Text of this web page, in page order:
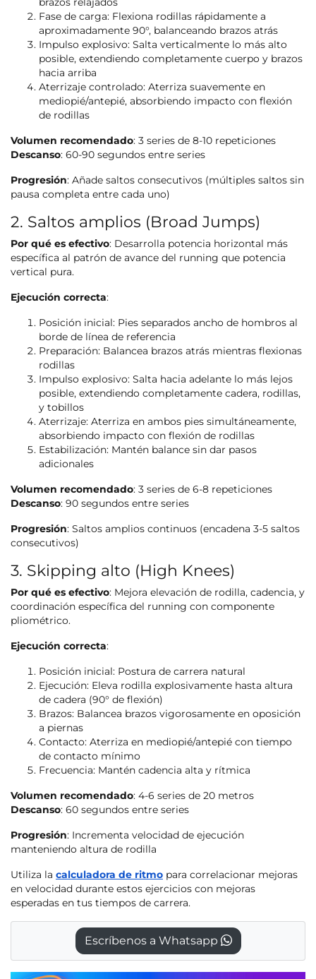
brazos relajados
Fase de carga: Flexiona rodillas rápidamente a
aproximadamente 90°, balanceando brazos atrás
Impulso explosivo: Salta verticalmente lo más alto
posible, extendiendo completamente cuerpo y brazos
hacia arriba
Aterrizaje controlado: Aterriza suavemente en
mediopié/antepié, absorbiendo impacto con flexión
de rodillas
Volumen recomendado: 3 series de 8-10 repeticiones
Descanso: 60-90 segundos entre series
Progresión: Añade saltos consecutivos (múltiples saltos sin
pausa completa entre cada uno)
2. Saltos amplios (Broad Jumps)
Por qué es efectivo: Desarrolla potencia horizontal más
específica al patrón de avance del running que potencia
vertical pura.
Ejecución correcta:
Posición inicial: Pies separados ancho de hombros al
borde de línea de referencia
Preparación: Balancea brazos atrás mientras flexionas
rodillas
Impulso explosivo: Salta hacia adelante lo más lejos
posible, extendiendo completamente cadera, rodillas,
y tobillos
Aterrizaje: Aterriza en ambos pies simultáneamente,
absorbiendo impacto con flexión de rodillas
Estabilización: Mantén balance sin dar pasos
adicionales
Volumen recomendado: 3 series de 6-8 repeticiones
Descanso: 90 segundos entre series
Progresión: Saltos amplios continuos (encadena 3-5 saltos
consecutivos)
3. Skipping alto (High Knees)
Por qué es efectivo: Mejora elevación de rodilla, cadencia, y
coordinación específica del running con componente
pliométrico.
Ejecución correcta:
Posición inicial: Postura de carrera natural
Ejecución: Eleva rodilla explosivamente hasta altura
de cadera (90° de flexión)
Brazos: Balancea brazos vigorosamente en oposición
a piernas
Contacto: Aterriza en mediopié/antepié con tiempo
de contacto mínimo
Frecuencia: Mantén cadencia alta y rítmica
Volumen recomendado: 4-6 series de 20 metros
Descanso: 60 segundos entre series
Progresión: Incrementa velocidad de ejecución
manteniendo altura de rodilla
Utiliza la calculadora de ritmo para correlacionar mejoras
en velocidad durante estos ejercicios con mejoras
esperadas en tus tiempos de carrera.
Escríbenos a Whatsapp